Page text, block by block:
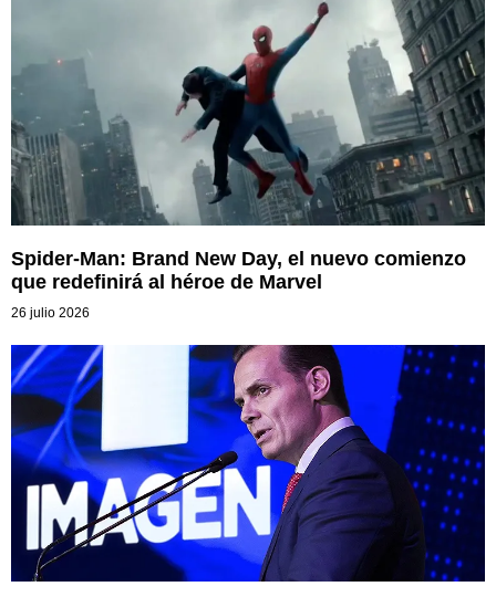
Spider-Man: Brand New Day, el nuevo comienzo
que redefinirá al héroe de Marvel
26 julio 2026